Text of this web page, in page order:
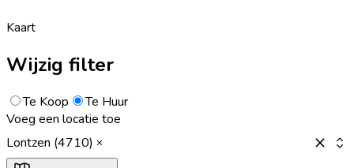
Kaart
Wijzig filter
Te Koop
Te Huur
Voeg een locatie toe
Lontzen (4710)